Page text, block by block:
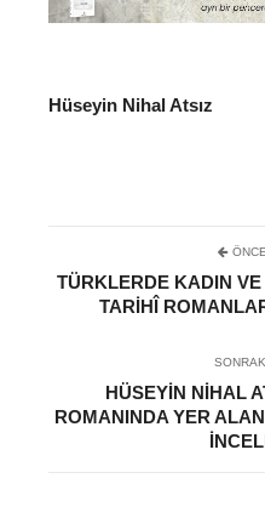
Hüseyin Nihal Atsız
TÜRKLERDE KADIN VE
TARIHÎ
HÜSEYIN NIHAL
ROMANINDA YER